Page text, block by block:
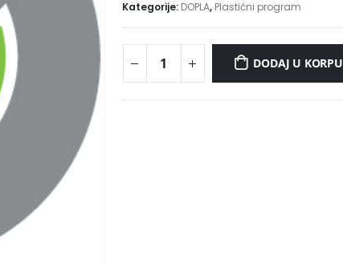
Kategorije: DOPLA, Plastični program
DODAJ U KORPU